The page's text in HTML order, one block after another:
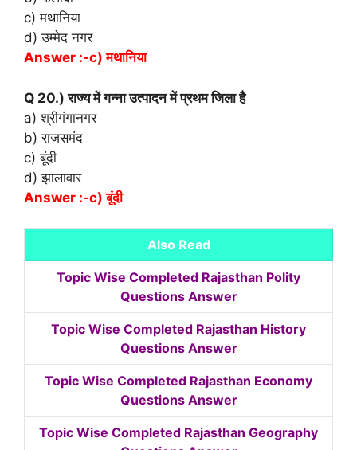
c) मथानिया
d) उम्मेद नगर
Answer :-c) मथानिया
Q 20.) राज्य में गन्ना उत्पादन में प्रथम जिला है
a) श्रीगंगानगर
b) राजसमंद
c) बूंदी
d) झालावार
Answer :-c) बूंदी
Also Read
Topic Wise Completed Rajasthan Polity
Questions Answer
Topic Wise Completed Rajasthan History
Questions Answer
Topic Wise Completed Rajasthan Economy
Questions Answer
Topic Wise Completed Rajasthan Geography